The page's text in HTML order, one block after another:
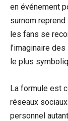
en événement
surnom
les fans se
l’imaginaire
le plus
La formule est
réseaux
personnel